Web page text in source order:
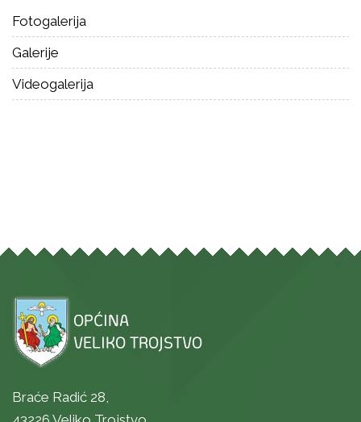
Fotogalerija
Galerije
Videogalerija
Braće Radić 28,